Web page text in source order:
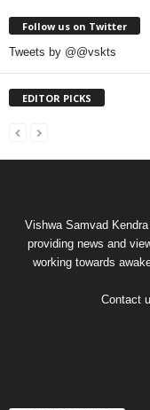
Follow us on Twitter
Tweets by @@vskts
EDITOR PICKS
Vishwa Samvad
providing news and
working towards
Contact